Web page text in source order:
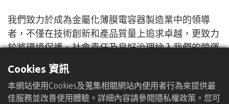
我們致力於成為金屬化薄膜電容器製造業中的領導
者，不僅在技術創新和產品質量上追求卓越，更致力
於將環境保護、社會責任及良好治理納入我們的營運
核心。我們的ESG策略旨在以負責任的方式創造可持
續的價值，為客戶、員工、供應鏈夥伴及我們所在的
社區貢獻力量。
Cookies 資訊
本網站使用Cookies及蒐集相關網站內使用者行為來提供最
佳服務並改善使用體驗。詳細內容請參閱隱私權政策。您可